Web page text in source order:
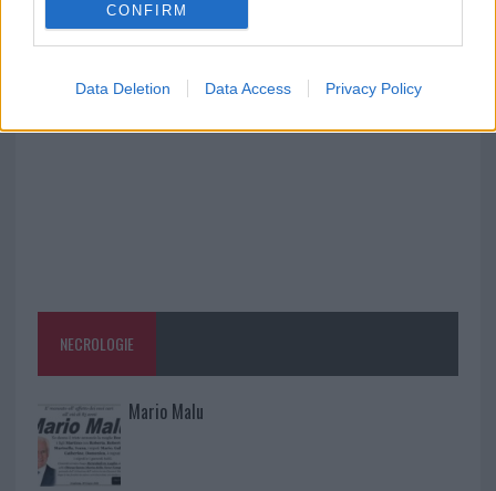
CONFIRM
Data Deletion Data Access Privacy Policy
A fuoco un deposito con bombole, intervento dei
NECROLOGIE
Mario Malu